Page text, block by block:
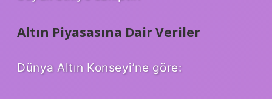
Altın Piyasasına Dair Veriler
Dünya Altın Konseyi’ne göre: